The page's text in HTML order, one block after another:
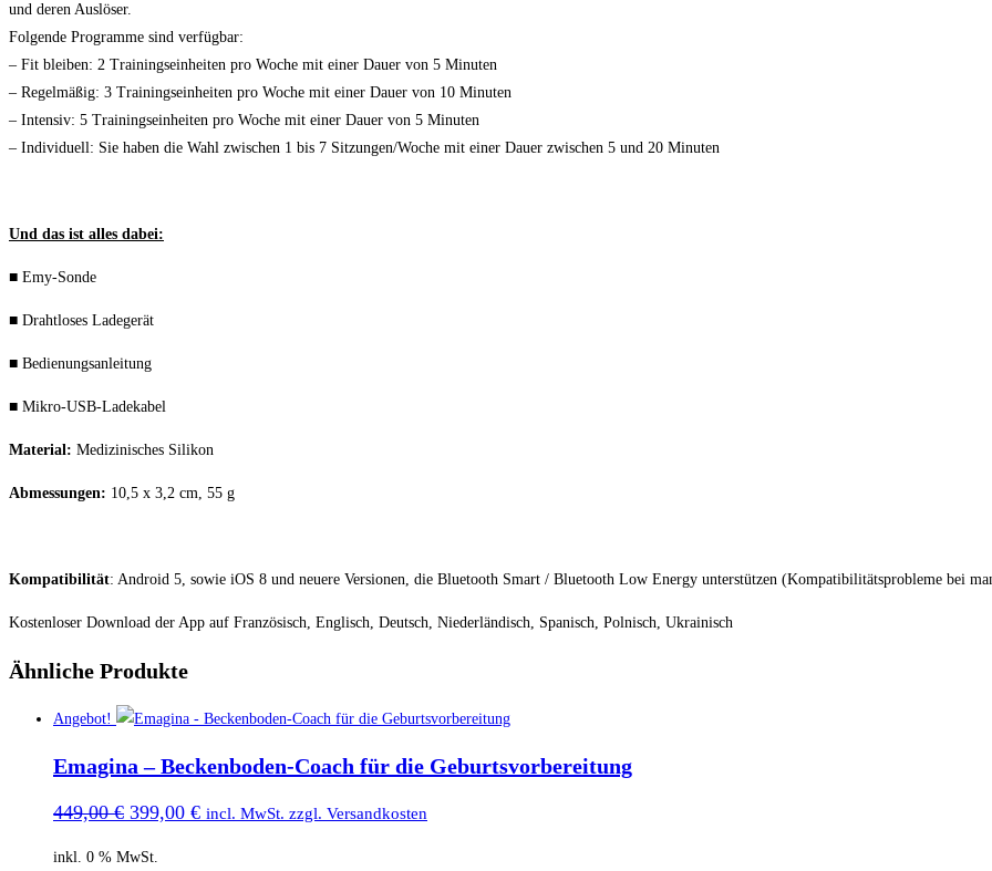
und deren Auslöser.
Folgende Programme sind verfügbar:
– Fit bleiben: 2 Trainingseinheiten pro Woche mit einer Dauer von 5 Minuten
– Regelmäßig: 3 Trainingseinheiten pro Woche mit einer Dauer von 10 Minuten
– Intensiv: 5 Trainingseinheiten pro Woche mit einer Dauer von 5 Minuten
– Individuell: Sie haben die Wahl zwischen 1 bis 7 Sitzungen/Woche mit einer Dauer zwischen 5 und 20 Minuten
Und​ ​das​ ​ist​ ​alles​ ​dabei:
■​​ ​Emy-Sonde
■​​ ​Drahtloses​ ​Ladegerät
■​​ ​Bedienungsanleitung
■​​ ​Mikro-USB-Ladekabel
Material: Medizinisches Silikon
Abmessungen: 10,5 x 3,2 cm, 55 g
Kompatibilität: Android 5, sowie iOS 8 und neuere Versionen, die Bluetooth Smart / Bluetooth Low Energy unterstützen (Kompatibilitätsprobleme bei
Kostenloser​ ​Download​ ​der​ ​App​ ​auf​ ​Französisch, Englisch, Deutsch, Niederländisch, Spanisch, Polnisch, Ukrainisch
Ähnliche Produkte
Angebot!
Emagina – Beckenboden-Coach für die Geburtsvorbereitung
449,00€ Ursprünglicher
Preis
war:
399,00 €Aktueller
Preis
incl. MwSt. zzgl. Versandkosten
inkl. 0 % MwSt.